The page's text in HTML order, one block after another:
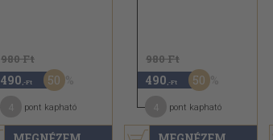
980 Ft
490 ,-Ft 50
pont kapható
980 Ft
490 ,-Ft 50
pont kapható